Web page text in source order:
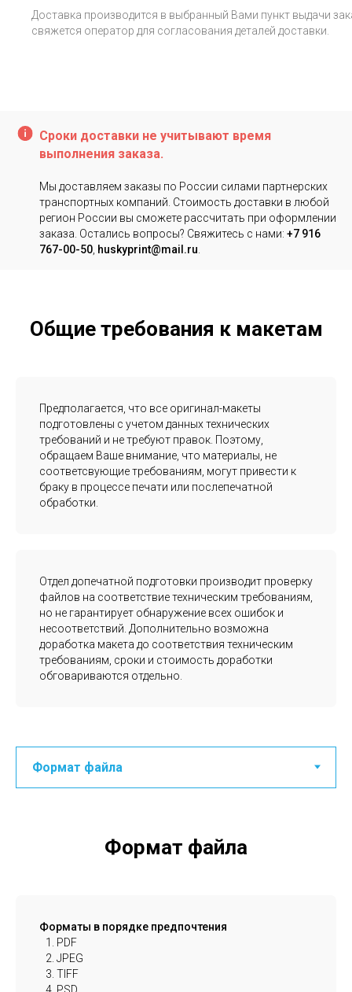
Доставка производится в выбранный Вами пункт выдачи
свяжется оператор для согласования деталей доставки.
Cроки доставки не учитывают время
выполнения заказа.
Мы доставляем заказы по России силами партнерских
транспортных компаний. Стоимость доставки в любой
регион России вы сможете рассчитать при оформлении
заказа. Остались вопросы? Свяжитесь с нами: +7 916
767-00-50 huskyprint@mail.ru
Общие требования к макетам
Предполагается, что все оригинал-макеты
подготовлены с учетом данных технических
требований и не требуют правок. Поэтому,
обращаем Ваше внимание, что материалы, не
соответсвующие требованиям, могут привести к
браку в процессе печати или послепечатной
обработки.
Отдел допечатной подготовки производит проверку
файлов на соответствие техническим требованиям,
но не гарантирует обнаружение всех ошибок и
несоoтветствий. Дополнительно возможна
доработка макета до соответствия техническим
требованиям, сроки и стоимость доработки
обговариваются отдельно.
Формат файла
Форматы в порядке предпочтения
PDF
JPEG
TIFF